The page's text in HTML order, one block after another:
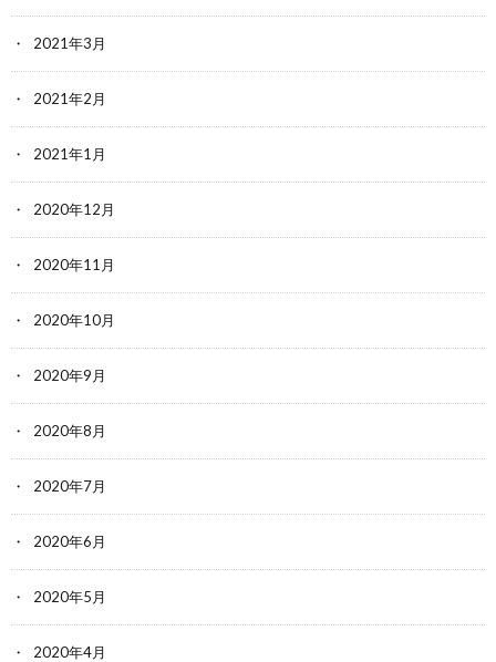
2021年3月
2021年2月
2021年1月
2020年12月
2020年11月
2020年10月
2020年9月
2020年8月
2020年7月
2020年6月
2020年5月
2020年4月